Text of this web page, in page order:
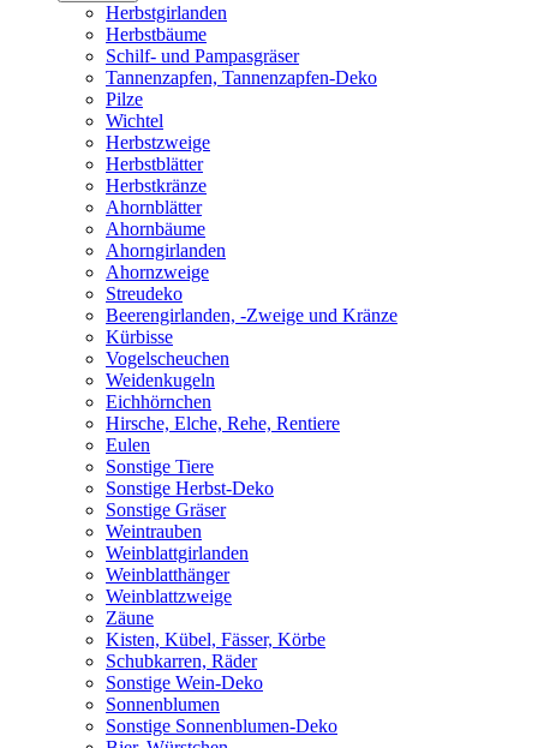
Herbstgirlanden
Herbstbäume
Schilf- und Pampasgräser
Tannenzapfen, Tannenzapfen-Deko
Pilze
Wichtel
Herbstzweige
Herbstblätter
Herbstkränze
Ahornblätter
Ahornbäume
Ahorngirlanden
Ahornzweige
Streudeko
Beerengirlanden, -Zweige und Kränze
Kürbisse
Vogelscheuchen
Weidenkugeln
Eichhörnchen
Hirsche, Elche, Rehe, Rentiere
Eulen
Sonstige Tiere
Sonstige Herbst-Deko
Sonstige Gräser
Weintrauben
Weinblattgirlanden
Weinblatthänger
Weinblattzweige
Zäune
Kisten, Kübel, Fässer, Körbe
Schubkarren, Räder
Sonstige Wein-Deko
Sonnenblumen
Sonstige Sonnenblumen-Deko